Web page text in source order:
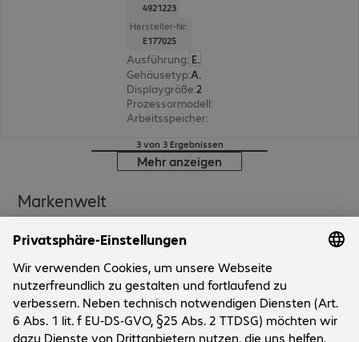
4921223
Hersteller-Nr:
E177025
Ausführung:
Europäisch
Gehäusetyp:
All-in-One
Displaygröße:
Prozessormodell:
Arbeitsspeicher:
3 von 3 Ergebnissen
Mehr anzeigen
Markenwelt